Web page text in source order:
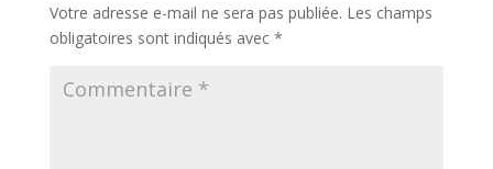
Votre adresse e-mail ne sera pas publiée. Les champs
obligatoires sont indiqués avec *